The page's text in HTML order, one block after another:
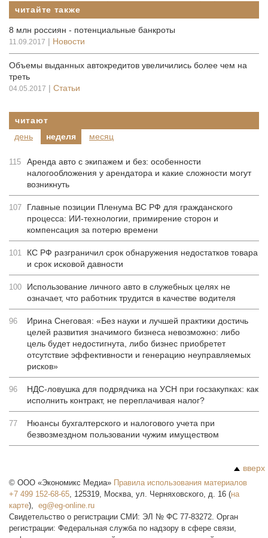
читайте также
8 млн россиян - потенциальные банкроты
11.09.2017 | Новости
Объемы выданных автокредитов увеличились более чем на
треть
04.05.2017 | Статьи
читают
день
неделя месяц
115
Аренда авто с экипажем и без: особенности
налогообложения у арендатора и какие сложности могут
возникнуть
107
Главные позиции Пленума ВС РФ для гражданского
процесса: ИИ-технологии, примирение сторон и
компенсация за потерю времени
101
КС РФ разграничил срок обнаружения недостатков товара
и срок исковой давности
100
Использование личного авто в служебных целях не
означает, что работник трудится в качестве водителя
96
Ирина Снеговая: «Без науки и лучшей практики достичь
целей развития значимого бизнеса невозможно: либо
цель будет недостигнута, либо бизнес приобретет
отсутствие эффективности и генерацию неуправляемых
рисков»
96
НДС-ловушка для подрядчика на УСН при госзакупках: как
исполнить контракт, не переплачивая налог?
77
Нюансы бухгалтерского и налогового учета при
безвозмездном пользовании чужим имуществом
вверх
© ООО «Экономикс Медиа» Правила использования материалов
+7 499 152-68-65, 125319, Москва, ул. Черняховского, д. 16 (на
карте),
Свидетельство о регистрации СМИ: ЭЛ № ФС 77-83272. Орган
регистрации: Федеральная служба по надзору в сфере связи,